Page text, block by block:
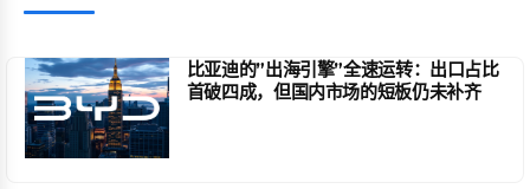
比亚迪的”出海引擎”全速运转：出口占比
首破四成，但国内市场的短板仍未补齐